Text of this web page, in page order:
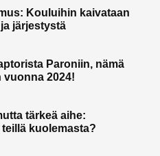
Kouluihin kaivataan
järjestystä
Paroniin, nämä
vuonna 2024!
tärkeä aihe:
kuolemasta?